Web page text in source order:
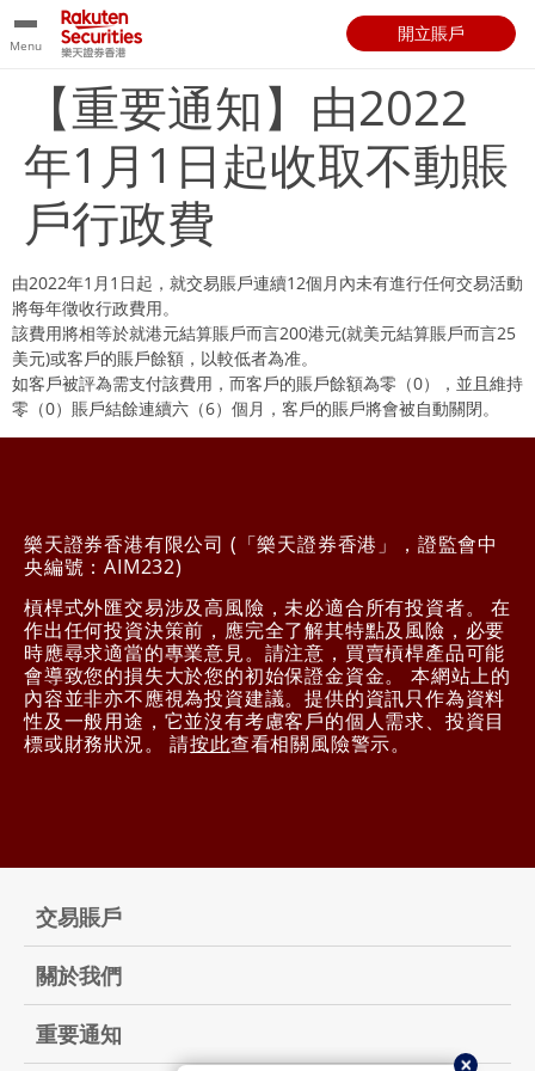
Menu
開立賬戶
【重要通知】由2022
年1月1日起收取不動賬
戶行政費
由2022年1月1日起，就交易賬戶連續12個月內未有進行任何交易活動
將每年徵收行政費用。
該費用將相等於就港元結算賬戶而言200港元(就美元結算賬戶而言25
美元)或客戶的賬戶餘額，以較低者為准。
如客戶被評為需支付該費用，而客戶的賬戶餘額為零（0），並且維持
零（0）賬戶結餘連續六（6）個月，客戶的賬戶將會被自動關閉。
樂天證券香港有限公司 (「樂天證券香港」，證監會中
央編號：AIM232)
槓桿式外匯交易涉及高風險，未必適合所有投資者。 在
作出任何投資決策前，應完全了解其特點及風險，必要
時應尋求適當的專業意見。請注意，買賣槓桿產品可能
會導致您的損失大於您的初始保證金資金。 本網站上的
內容並非亦不應視為投資建議。提供的資訊只作為資料
性及一般用途，它並沒有考慮客戶的個人需求、投資目
標或財務狀況。 請按此查看相關風險警示。
交易賬戶
關於我們
重要通知